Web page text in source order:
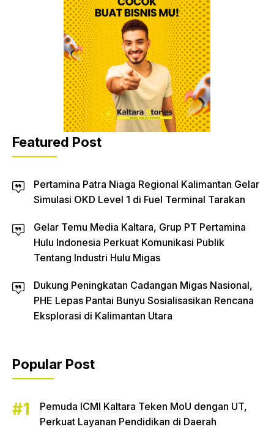
Featured Post
Pertamina Patra Niaga Regional Kalimantan Gelar
Simulasi OKD Level 1 di Fuel Terminal Tarakan
Gelar Temu Media Kaltara, Grup PT Pertamina
Hulu Indonesia Perkuat Komunikasi Publik
Tentang Industri Hulu Migas
Dukung Peningkatan Cadangan Migas Nasional,
PHE Lepas Pantai Bunyu Sosialisasikan Rencana
Eksplorasi di Kalimantan Utara
Popular Post
Pemuda ICMI Kaltara Teken MoU dengan UT,
Perkuat Layanan Pendidikan di Daerah